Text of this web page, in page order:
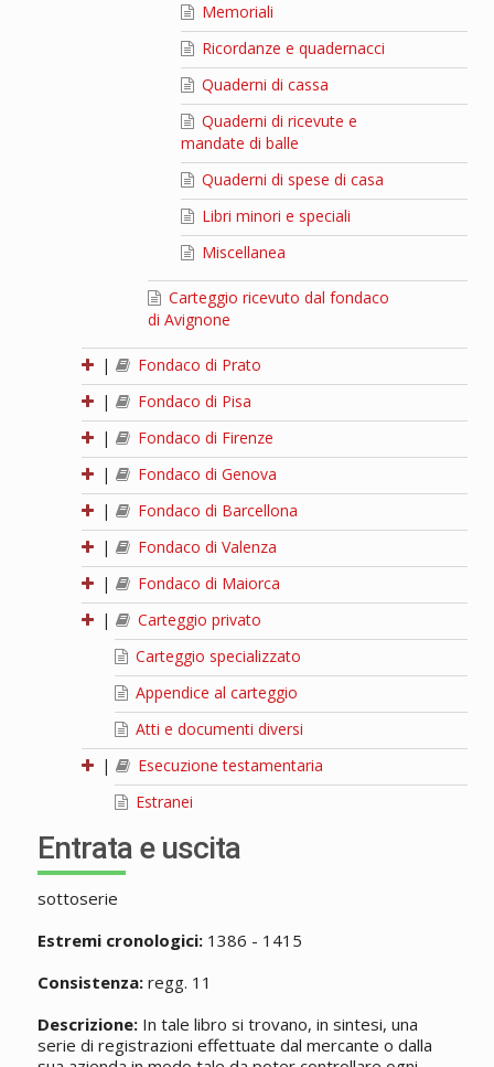
Memoriali
Ricordanze e quadernacci
Quaderni di cassa
Quaderni di ricevute e
mandate di balle
Quaderni di spese di casa
Libri minori e speciali
Miscellanea
Carteggio ricevuto dal fondaco
di Avignone
|
Fondaco di Prato
|
Fondaco di Pisa
|
Fondaco di Firenze
|
Fondaco di Genova
|
Fondaco di Barcellona
|
Fondaco di Valenza
|
Fondaco di Maiorca
|
Carteggio privato
Carteggio specializzato
Appendice al carteggio
Atti e documenti diversi
|
Esecuzione testamentaria
Estranei
Entrata e uscita
sottoserie
Estremi cronologici:1386 - 1415
Consistenza:regg. 11
Descrizione:In tale libro si trovano, in sintesi, una
serie di registrazioni effettuate dal mercante o dalla